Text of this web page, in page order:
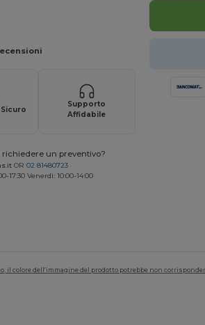
Supporto
Affidabile
un preventivo?
OR 02 81480723
17:30 Venerdì: 10:00-14:00
il colore dell'immagine del prodotto potrebbe non